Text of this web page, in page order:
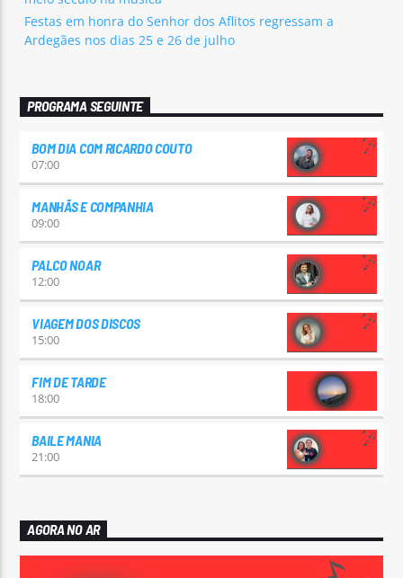
Festas em honra do Senhor dos Aflitos regressam a
Ardegães nos dias 25 e 26 de julho
PROGRAMA SEGUINTE
BOM DIA COM RICARDO COUTO
07:00
MANHÃS E COMPANHIA
09:00
PALCO NOAR
12:00
VIAGEM DOS DISCOS
15:00
FIM DE TARDE
18:00
BAILE MANIA
21:00
AGORA NO AR